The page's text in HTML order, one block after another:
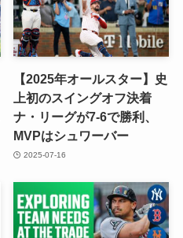
【2025年オールスター】史
上初のスイングオフ決着
ナ・リーグが7-6で勝利、
MVPはシュワーバー
2025-07-16